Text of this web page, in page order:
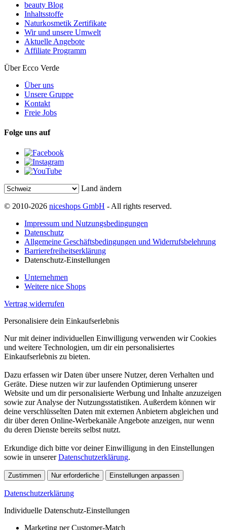
beauty Blog
Inhaltsstoffe
Naturkosmetik Zertifikate
Wir und unsere Umwelt
Aktuelle Angebote
Affiliate Programm
Über Ecco Verde
Über uns
Unsere Gruppe
Kontakt
Freie Jobs
Folge uns auf
Land ändern
© 2010-2026 niceshops GmbH - All rights reserved.
Impressum und Nutzungsbedingungen
Datenschutz
Allgemeine Geschäftsbedingungen und Widerrufsbelehrung
Barrierefreiheitserklärung
Datenschutz-Einstellungen
Unternehmen
Weitere nice Shops
Vertrag widerrufen
Personalisiere dein Einkaufserlebnis
Nur mit deiner individuellen Einwilligung verwenden wir Cookies
und weitere Technologien, um dir ein personalisiertes
Einkaufserlebnis zu bieten.
Dazu erfassen wir Daten über unsere Nutzer, deren Verhalten und
Geräte. Diese nutzen wir zur laufenden Optimierung unserer
Website und um dir personalisierte Werbung und Inhalte anzuzeigen
sowie zur Analyse der Nutzungsstatistiken. Außerdem können wir
deine verschlüsselten Daten mit externen Anbietern abgleichen und
dir über deren Online-Werbekanäle Angebote anzeigen, nur wenn
du deren Dienste bereits selbst nutzt.
Erkundige dich bitte vor deiner Einwilligung in den Einstellungen
sowie in unsererDatenschutzerklärung.
Zustimmen Nur erforderliche Einstellungen anpassen
Datenschutzerklärung
Individuelle Datenschutz-Einstellungen
Marketing per Customer-Match